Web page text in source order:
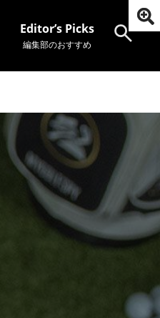
Editor’s Picks
編集部のおすすめ